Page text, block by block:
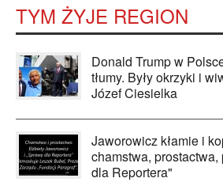
TYM ŻYJE REGION
Donald Trump w
tłumy. Były okrzyki i
Józef Ciesielka
Jaworowicz kłamie i
chamstwa,
dla Reportera"